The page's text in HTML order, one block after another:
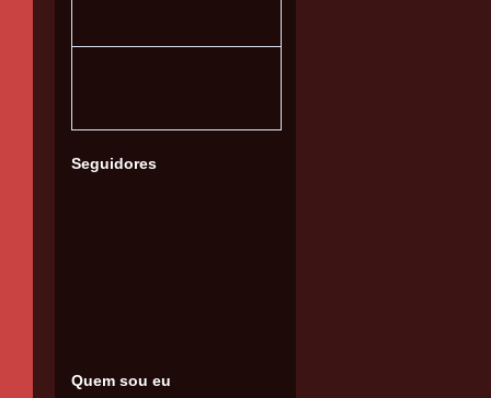
Seguidores
Quem sou eu